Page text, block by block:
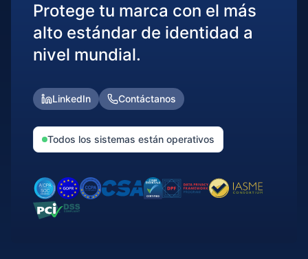
Protege tu marca con el más
alto estándar de identidad a
nivel mundial.
LinkedIn Contáctanos
Todos los sistemas están operativos